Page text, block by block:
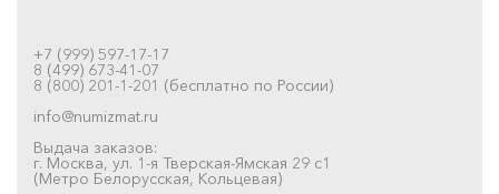
+7 (999) 597-17-17
8 (499) 673-41-07
8 (800) 201-1-201 (бесплатно по России)
info@numizmat.ru
Выдача заказов:
г. Москва, ул. 1-я Тверская-Ямская 29 с1
(Метро Белорусская, Кольцевая)